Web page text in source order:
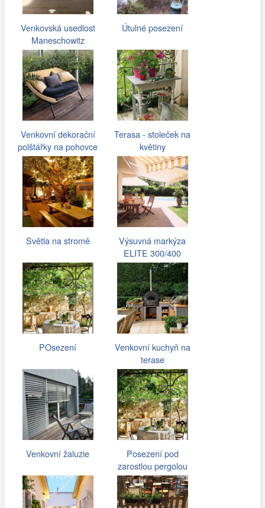
Venkovská usedlost
Maneschowitz
Útulné posezení
Venkovní dekorační
polštářky na pohovce
Terasa - stoleček na
květiny
Světla na stromě
Výsuvná markýza
ELITE 300/400
POsezení
Venkovní kuchyň na
terase
Venkovní žaluzie
Posezení pod
zarostlou pergolou